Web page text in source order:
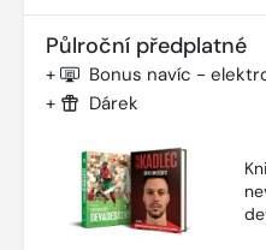
Půlroční předplatné
+ Bonus navíc -
+ Dárek